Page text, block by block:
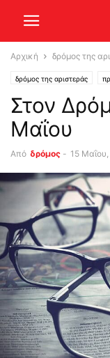
Αρχική δρόμος της
δρόμος της αριστεράς
Στον
Μαΐου
Από δρόμος - 15 Μαΐου,